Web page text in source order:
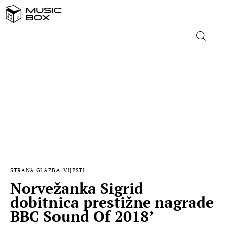
MUSIC BOX
STRANA GLAZBA VIJESTI
Norvežanka Sigrid
dobitnica prestižne nagrade
BBC Sound Of 2018’